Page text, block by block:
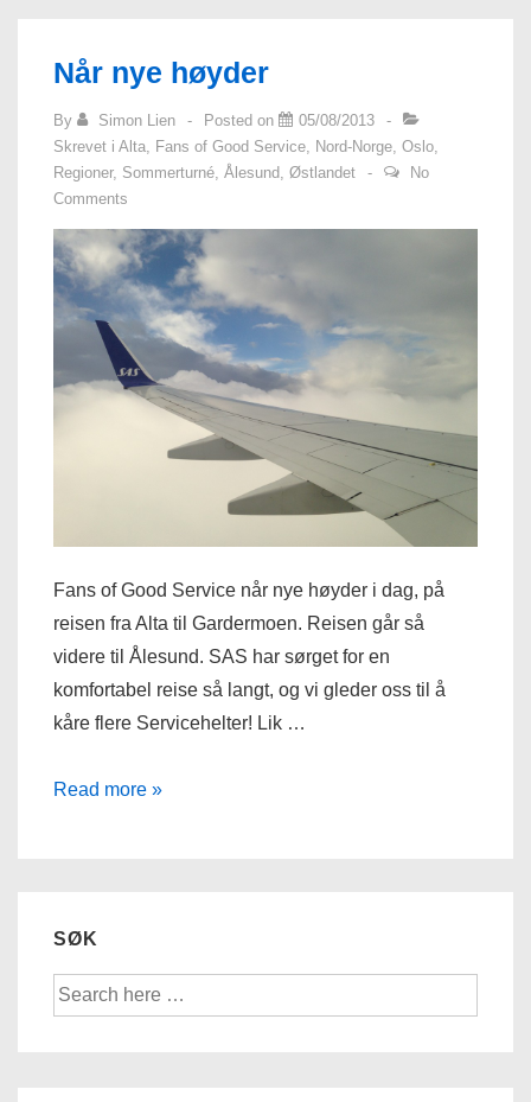
Regionen
Når nye høyder
By Simon Lien Posted on
05/08/2013
Skrevet i Alta Fans of Good Service Nord-Norge Oslo
Regioner, Sommerturné Ålesund Østlandet
No
Comments
Fans of Good Service når nye høyder i dag, på
reisen fra Alta til Gardermoen. Reisen går så
videre til Ålesund. SAS har sørget for en
komfortabel reise så langt, og vi gleder oss til å
kåre flere Servicehelter! Lik …
Når
Read more »
SØK
Søk